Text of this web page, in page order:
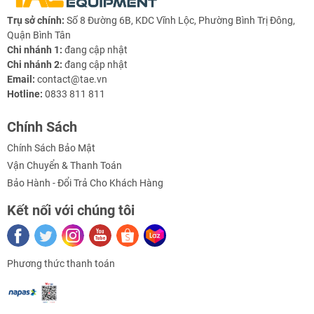
Trụ sở chính: Số 8 Đường 6B, KDC Vĩnh Lộc, Phường Bình Trị Đông,
Quận Bình Tân
Chi nhánh 1: đang cập nhật
Chi nhánh 2: đang cập nhật
Email: contact@tae.vn
Hotline: 0833 811 811
Chính Sách
Chính Sách Bảo Mật
Vận Chuyển & Thanh Toán
Bảo Hành - Đổi Trả Cho Khách Hàng
Kết nối với chúng tôi
Phương thức thanh toán